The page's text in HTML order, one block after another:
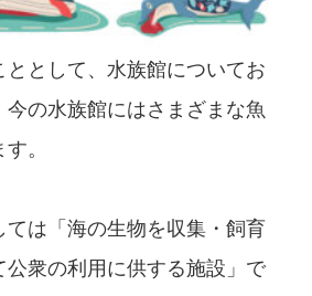
ととして、水族館についてお
今の水族館にはさまざまな魚
。
ては「海の生物を収集・飼育
公衆の利用に供する施設」で